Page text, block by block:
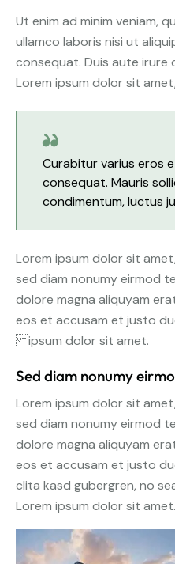
Ut enim ad minim veniam,
ullamco laboris nisi ut
consequat. Duis aute irure
Lorem ipsum dolor sit
Curabitur varius eros
consequat. Mauris
condimentum, luctus
Lorem ipsum dolor sit
sed diam nonumy eirmod
dolore magna aliquyam
eos et accusam et justo
ipsum dolor sit amet.
Sed diam nonumy
Lorem ipsum dolor sit
sed diam nonumy eirmod
dolore magna aliquyam
eos et accusam et justo
clita kasd gubergren, no
Lorem ipsum dolor sit amet.